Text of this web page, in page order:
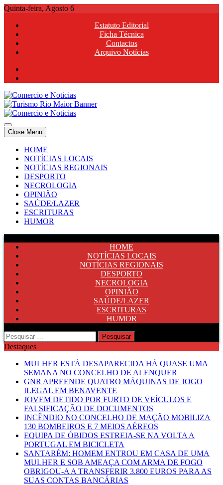
Skip
content
Quinta-feira, Agosto 6
Estatuto Editorial
Ficha Técnica
Contactos
Arquivo Notícias
Comercio e Noticias
Notícias e Publicidade Online
Comercio e Noticias
Notícias e Publicidade Online
Close Menu
HOME
NOTÍCIAS LOCAIS
NOTÍCIAS REGIONAIS
DESPORTO
NECROLOGIA
OPINIÃO
SAÚDE/LAZER
ESCRITURAS
HUMOR
HOME
NOTÍCIAS LOCAIS
NOTÍCIAS REGIONAIS
DESPORTO
NECROLOGIA
OPINIÃO
SAÚDE/LAZER
ESCRITURAS
HUMOR
Pesquisar
por:
Destaques
MULHER ESTÁ DESAPARECIDA HÁ QUASE UMA
SEMANA NO CONCELHO DE ALENQUER
GNR APREENDE QUATRO MÁQUINAS DE JOGO
ILEGAL EM BENAVENTE
JOVEM DETIDO POR FURTO DE VEÍCULOS E
FALSIFICAÇÃO DE DOCUMENTOS
INCÊNDIO NO CONCELHO DE MAÇÃO MOBILIZA
130 BOMBEIROS E 7 MEIOS AÉREOS
EQUIPA DE ÓBIDOS ESTREIA-SE NA VOLTA A
PORTUGAL EM BICICLETA
SANTARÉM: HOMEM ENTROU EM CASA DE UMA
MULHER E SOB AMEAÇA COM ARMA DE FOGO
OBRIGOU-A A TRANSFERIR 3.800 EUROS PARA AS
SUAS CONTAS BANCÁRIAS